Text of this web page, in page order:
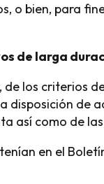
o bien, para
de larga
los criterios
disposición de
así como de
en el